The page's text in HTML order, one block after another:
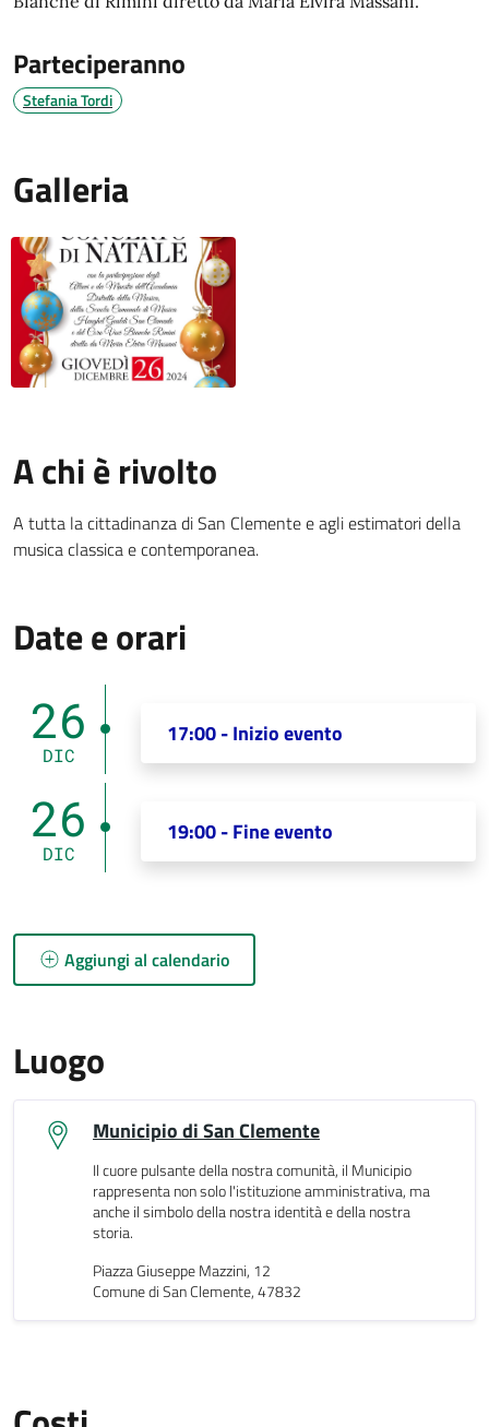
Parteciperanno
Stefania Tordi
Galleria
A chi è rivolto
A tutta la cittadinanza di San Clemente e agli estimatori della
musica classica e contemporanea.
Date e orari
26
DIC
17:00 - Inizio evento
26
DIC
19:00 - Fine evento
Aggiungi al calendario
Luogo
Municipio di San Clemente
Il cuore pulsante della nostra comunità, il Municipio
rappresenta non solo l'istituzione amministrativa, ma
anche il simbolo della nostra identità e della nostra
storia.
Piazza Giuseppe Mazzini, 12
Comune di San Clemente, 47832